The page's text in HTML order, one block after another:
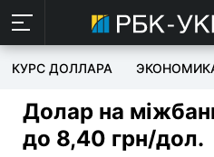
КУРС ДОЛЛАРА
Долар на
до 8,40 грн/дол.